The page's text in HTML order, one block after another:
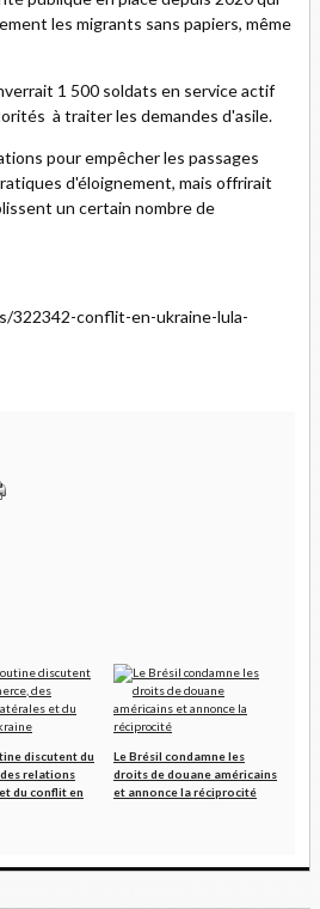
les migrants sans papiers, même
1 500 soldats en service actif
à traiter les demandes d'asile.
pour empêcher les passages
d'éloignement, mais offrirait
un certain nombre de
322342-conflit-en-ukraine-lula-
discutent du
relations
du conflit en
Le Brésil condamne les
droits de douane américains
et annonce la réciprocité